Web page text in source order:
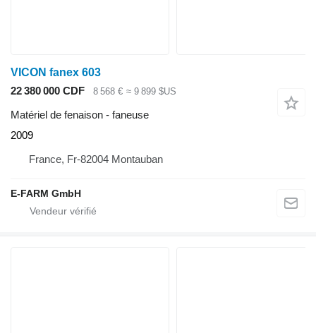
VICON fanex 603
22 380 000 CDF
8 568 € ≈ 9 899 $US
Matériel de fenaison - faneuse
2009
France, Fr-82004 Montauban
E-FARM GmbH